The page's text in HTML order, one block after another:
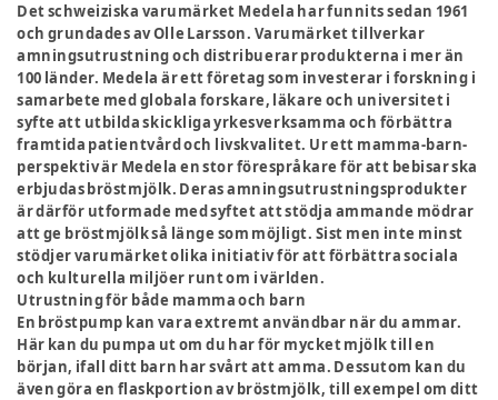
Det schweiziska varumärket Medela har funnits sedan 1961
och grundades av Olle Larsson. Varumärket tillverkar
amningsutrustning och distribuerar produkterna i mer än
100 länder. Medela är ett företag som investerar i forskning i
samarbete med globala forskare, läkare och universitet i
syfte att utbilda skickliga yrkesverksamma och förbättra
framtida patientvård och livskvalitet. Ur ett mamma-barn-
perspektiv är Medela en stor förespråkare för att bebisar ska
erbjudas bröstmjölk. Deras amningsutrustningsprodukter
är därför utformade med syftet att stödja ammande mödrar
att ge bröstmjölk så länge som möjligt. Sist men inte minst
stödjer varumärket olika initiativ för att förbättra sociala
och kulturella miljöer runt om i världen.
Utrustning för både mamma och barn
En bröstpump kan vara extremt användbar när du ammar.
Här kan du pumpa ut om du har för mycket mjölk till en
början, ifall ditt barn har svårt att amma. Dessutom kan du
även göra en flaskportion av bröstmjölk, till exempel om ditt